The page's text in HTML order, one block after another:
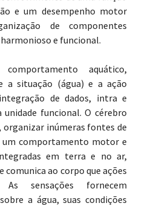
e um desempenho motor
de componentes
e funcional.
aquático,
a situação (água) e a ação
de dados, intra e
funcional. O cérebro
inúmeras fontes de
comportamento motor e
em terra e no ar,
comunica ao corpo que ações
sensações fornecem
a água, suas condições